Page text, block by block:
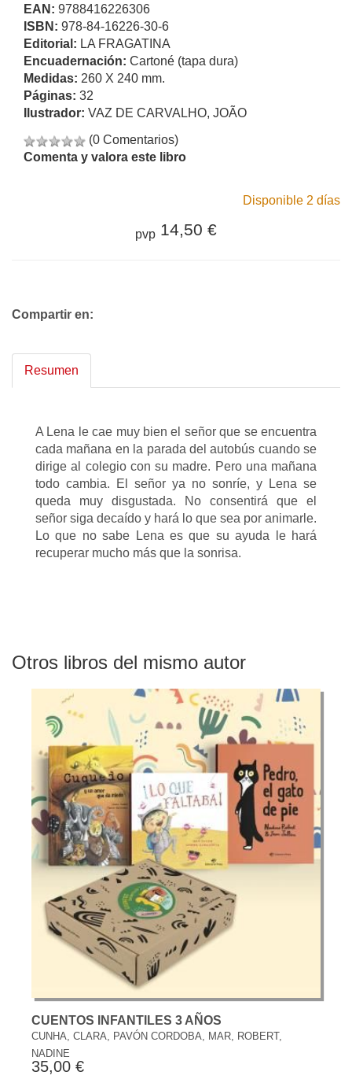
EAN: 9788416226306
ISBN: 978-84-16226-30-6
Editorial: LA FRAGATINA
Encuadernación: Cartoné (tapa dura)
Medidas: 260 X 240 mm.
Páginas: 32
Ilustrador: VAZ DE CARVALHO, JOÃO
(0 Comentarios)
Comenta y valora este libro
Disponible 2 días
pvp 14,50 €
Compartir en:
Resumen
A Lena le cae muy bien el señor que se encuentra
cada mañana en la parada del autobús cuando se
dirige al colegio con su madre. Pero una mañana
todo cambia. El señor ya no sonríe, y Lena se
queda muy disgustada. No consentirá que el
señor siga decaído y hará lo que sea por animarle.
Lo que no sabe Lena es que su ayuda le hará
recuperar mucho más que la sonrisa.
Otros libros del mismo autor
CUENTOS INFANTILES 3 AÑOS
CUNHA, CLARA, PAVÓN CORDOBA, MAR, ROBERT,
NADINE
35,00 €